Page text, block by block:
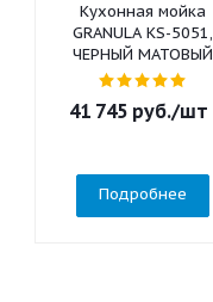
Кухонная мойка
GRANULA KS-5051,
ЧЕРНЫЙ МАТОВЫЙ
41 745 руб./шт
Подробнее